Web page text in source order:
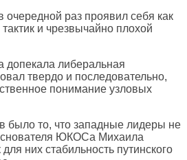
раз проявил себя как
и чрезвычайно плохой
допекала либеральная
твердо и последовательно,
понимание узловых
было то, что западные лидеры не
ЮКОСа Михаила
них стабильность путинского